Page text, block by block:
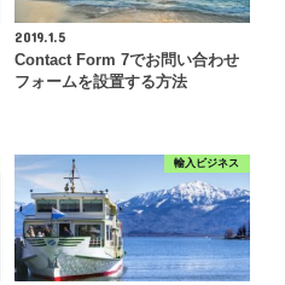
2019.1.5
Contact Form 7でお問い合わせ
フォームを設置する方法
輸入ビジネス